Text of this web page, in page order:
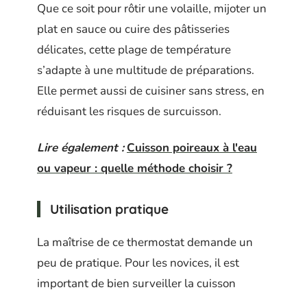
Que ce soit pour rôtir une volaille, mijoter un
plat en sauce ou cuire des pâtisseries
délicates, cette plage de température
s’adapte à une multitude de préparations.
Elle permet aussi de cuisiner sans stress, en
réduisant les risques de surcuisson.
Lire également : Cuisson poireaux à l'eau
ou vapeur : quelle méthode choisir ?
Utilisation pratique
La maîtrise de ce thermostat demande un
peu de pratique. Pour les novices, il est
important de bien surveiller la cuisson